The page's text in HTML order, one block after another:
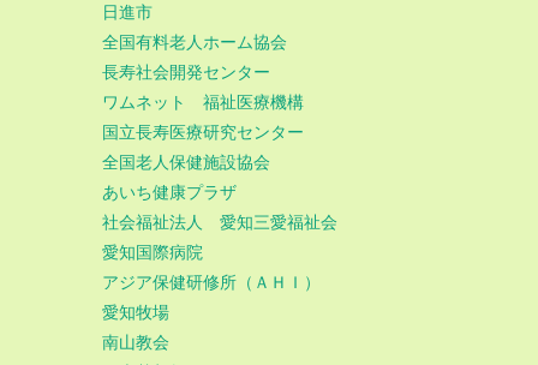
日進市
全国有料老人ホーム協会
長寿社会開発センター
ワムネット 福祉医療機構
国立長寿医療研究センター
全国老人保健施設協会
あいち健康プラザ
社会福祉法人 愛知三愛福祉会
愛知国際病院
アジア保健研修所（ＡＨＩ）
愛知牧場
南山教会